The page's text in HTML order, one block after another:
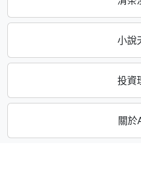
小說
投資
關於